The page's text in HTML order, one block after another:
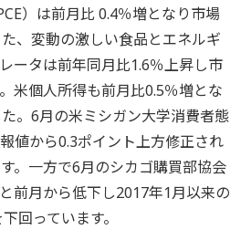
）は前月比 0.4％増となり市場
、変動の激しい食品とエネルギ
ータは前年同月比1.6％上昇し市
米個人所得も前月比0.5％増とな
。6月の米ミシガン大学消費者態
値から0.3ポイント上方修正され
。一方で6月のシカゴ購買部協会
前月から低下し2017年1月以来の
回っています。